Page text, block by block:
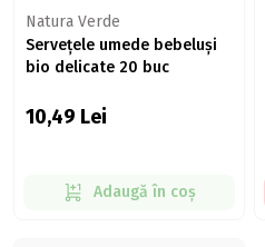
Natura Verde
Servețele umede bebeluși
bio delicate 20 buc
10,49 Lei
Adaugă în coș